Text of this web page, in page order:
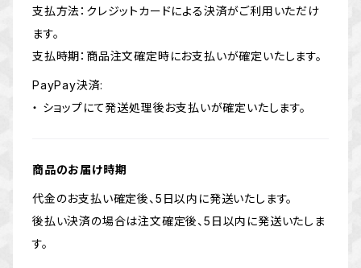
支払方法：クレジットカードによる決済がご利用いただけ
ます。
支払時期：商品注文確定時にお支払いが確定いたします。
PayPay決済:
・ ショップにて発送処理後お支払いが確定いたします。
商品のお届け時期
代金のお支払い確定後、5日以内に発送いたします。
後払い決済の場合は注文確定後、5日以内に発送いたしま
す。